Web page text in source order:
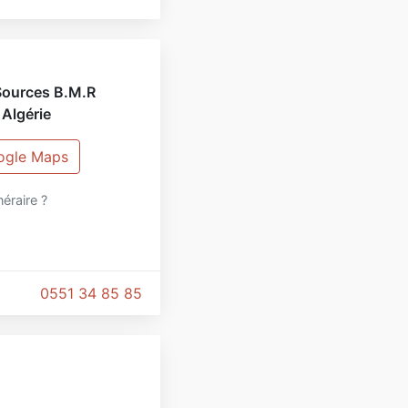
B.M.R
Algérie
Maps
?
0551 34 85 85